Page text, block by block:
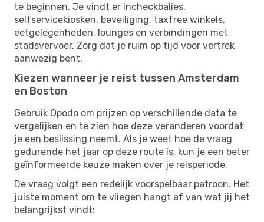
te beginnen. Je vindt er incheckbalies,
selfservicekiosken, beveiliging, taxfree winkels,
eetgelegenheden, lounges en verbindingen met
stadsvervoer. Zorg dat je ruim op tijd voor vertrek
aanwezig bent.
Kiezen wanneer je reist tussen Amsterdam
en Boston
Gebruik Opodo om prijzen op verschillende data te
vergelijken en te zien hoe deze veranderen voordat
je een beslissing neemt. Als je weet hoe de vraag
gedurende het jaar op deze route is, kun je een beter
geïnformeerde keuze maken over je reisperiode.
De vraag volgt een redelijk voorspelbaar patroon. Het
juiste moment om te vliegen hangt af van wat jij het
belangrijkst vindt: